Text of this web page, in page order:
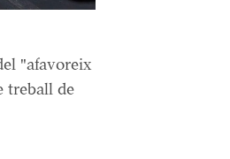
"afavoreix
treball de